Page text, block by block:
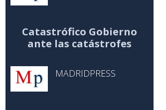
Catastrófico Gobierno
ante las catástrofes
MADRIDPRESS